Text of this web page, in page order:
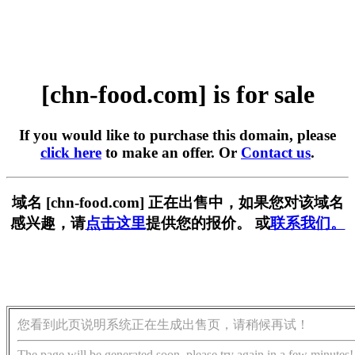
[chn-food.com] is for sale
If you would like to purchase this domain, please
click here to make an offer. Or Contact us.
域名 [chn-food.com] 正在出售中，如果您对该域名
感兴趣，请点击这里提供您的报价。 或联系我们。
您看到此页说明系统正在生成出售页，请稍候再试！